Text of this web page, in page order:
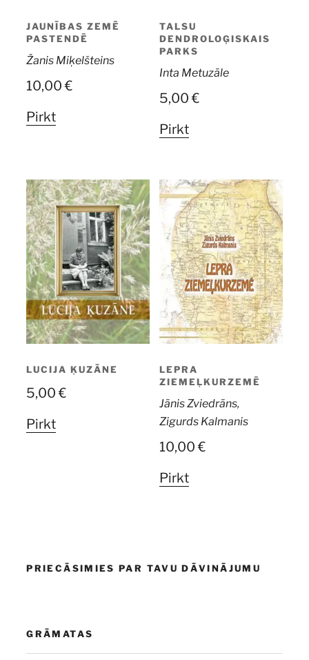
JAUNĪBAS ZEMĒ
PASTENDĒ
Žanis Miķelšteins
10,00€
Pirkt
TALSU
DENDROLOĢISKAIS
PARKS
Inta Metuzāle
5,00€
Pirkt
LUCIJA ĶUZĀNE
5,00€
Pirkt
LEPRA
ZIEMEĻKURZEMĒ
Jānis Zviedrāns,
Zigurds Kalmanis
10,00€
Pirkt
PRIECĀSIMIES PAR TAVU DĀVINĀJUMU
GRĀMATAS